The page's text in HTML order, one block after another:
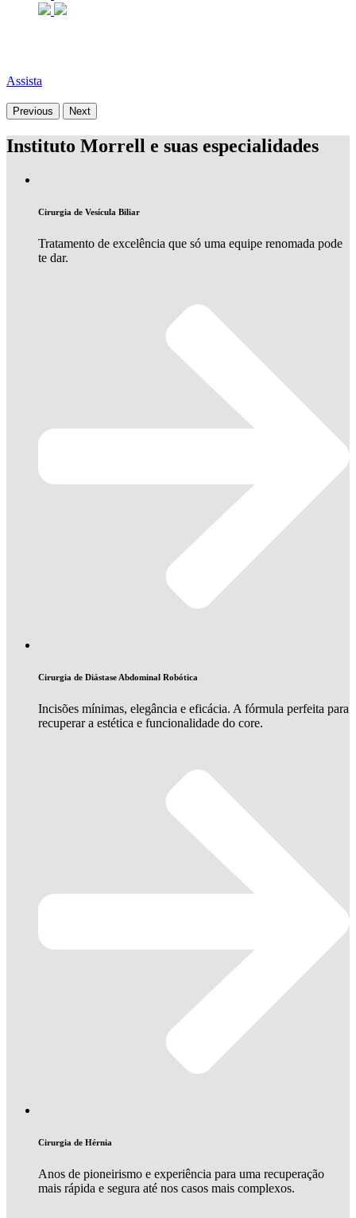
Assista
Previous Next
Instituto Morrell e suas especialidades
Cirurgia de Vesícula Biliar
Tratamento de excelência que só uma equipe renomada pode
te dar.
Cirurgia de Diástase Abdominal Robótica
Incisões mínimas, elegância e eficácia. A fórmula perfeita para
recuperar a estética e funcionalidade do core.
Cirurgia de Hérnia
Anos de pioneirismo e experiência para uma recuperação
mais rápida e segura até nos casos mais complexos.